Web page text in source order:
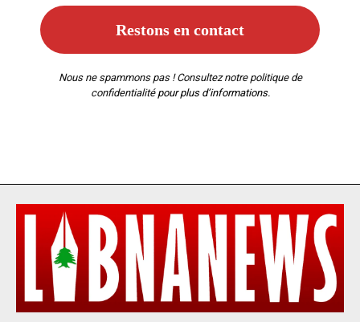
Nous ne spammons pas ! Consultez notre politique de
confidentialitépour plus d’informations.